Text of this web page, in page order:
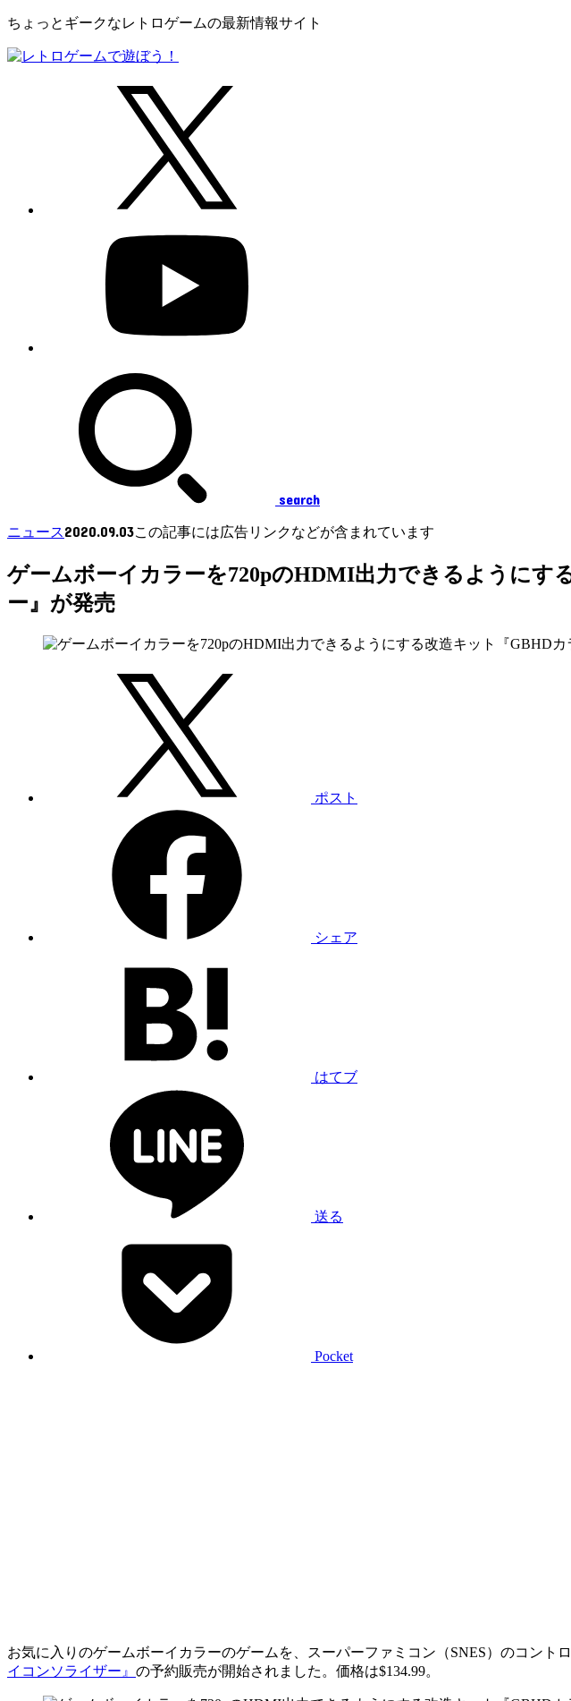
ちょっとギークなレトロゲームの最新情報サイト
search
ニュース2020.09.03この記事には広告リンクなどが含まれています
ゲームボーイカラーを720pのHDMI出力できるように
ー』が発売
ポスト
シェア
はてブ
送る
Pocket
お気に入りのゲームボーイカラーのゲームを、スーパーファミコン（SNES）のコント
イコンソライザー』 の予約販売が開始されました。価格は$134.99。